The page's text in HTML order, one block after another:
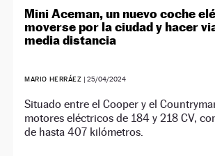
Mini Aceman, un nuevo coche
moverse por la ciudad y hacer
media distancia
MARIO HERRÁEZ | 25/04/2024
Situado entre el Cooper y el
motores eléctricos de 184 y 218 CV,
de hasta 407 kilómetros.